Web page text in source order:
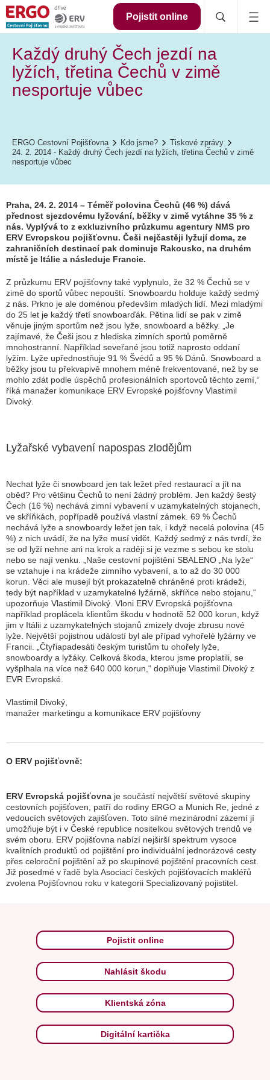
Pojistit online
Každý druhý Čech jezdí na
lyžích, třetina Čechů v zimě
nesportuje vůbec
ERGO Cestovní Pojišťovna Kdo jsme?
Tiskové zprávy
24. 2. 2014 - Každý druhý Čech jezdí na lyžích, třetina Čechů v zimě
nesportuje vůbec
Praha, 24. 2. 2014 – Téměř polovina Čechů (46 %) dává
přednost sjezdovému lyžování, běžky v zimě vytáhne 35 % z
nás. Vyplývá to z exkluzivního průzkumu agentury NMS pro
ERV Evropskou pojišťovnu. Češi nejčastěji lyžují doma, ze
zahraničních destinací pak dominuje Rakousko, na druhém
místě je Itálie a následuje Francie.
Z průzkumu ERV pojišťovny také vyplynulo, že 32 % Čechů se v
zimě do sportů vůbec nepouští. Snowboardu holduje každý sedmý
z nás. Prkno je ale doménou především mladých lidí. Mezi mladými
do 25 let je každý třetí snowboarďák. Pětina lidí se pak v zimě
věnuje jiným sportům než jsou lyže, snowboard a běžky. „ Je
zajímavé, že Češi jsou z hlediska zimních sportů poměrně
mnohostranní. Například seveřané jsou totiž naprosto oddaní
lyžím. Lyže upřednostňuje 91 % Švédů a 95 % Dánů. Snowboard a
běžky jsou tu překvapivě mnohem méně frekventované, než by se
mohlo zdát podle úspěchů profesionálních sportovců těchto zemí ,“
říká manažer komunikace ERV Evropské pojišťovny Vlastimil
Divoký.
Lyžařské vybavení napospas zlodějům
Nechat lyže či snowboard jen tak ležet před restaurací a jít na
oběd? Pro většinu Čechů to není žádný problém. Jen každý šestý
Čech (16 %) nechává zimní vybavení v uzamykatelných stojanech,
ve skříňkách, popřípadě používá vlastní zámek. 69 % Čechů
nechává lyže a snowboardy ležet jen tak, i když necelá polovina (45
%) z nich uvádí, že na lyže musí vidět. Každý sedmý z nás tvrdí, že
se od lyží nehne ani na krok a raději si je vezme s sebou ke stolu
nebo se nají venku. „ Naše cestovní pojištění SBALENO „Na lyže“
se vztahuje i na krádeže zimního vybavení, a to až do 30 000
korun. Věci ale musejí být prokazatelně chráněné proti krádeži,
tedy být například v uzamykatelné lyžárně, skříňce nebo stojanu ,“
upozorňuje Vlastimil Divoký. Vloni ERV Evropská pojišťovna
například proplácela klientům škodu v hodnotě 52 000 korun, když
jim v Itálii z uzamykatelných stojanů zmizely dvoje zbrusu nové
lyže. Největší pojistnou událostí byl ale případ vyhořelé lyžárny ve
Francii. „ Čtyřiapadesáti českým turistům tu ohořely lyže,
snowboardy a lyžáky. Celková škoda, kterou jsme proplatili, se
vyšplhala na více než 640 000 korun ,“ doplňuje Vlastimil Divoký z
EVR Evropské.
Vlastimil Divoký,
manažer marketingu a komunikace ERV pojišťovny
O ERV pojišťovně:
ERV Evropská pojišťovna je součástí největší světové skupiny
cestovních pojišťoven, patří do rodiny ERGO a Munich Re, jedné z
vedoucích světových zajišťoven. Toto silné mezinárodní zázemí jí
umožňuje být i v České republice nositelkou světových trendů ve
svém oboru. ERV pojišťovna nabízí nejširší spektrum vysoce
kvalitních produktů od pojištění pro individuální jednorázové cesty
přes celoroční pojištění až po skupinové pojištění pracovních cest.
Již posedmé v řadě byla Asociací českých pojišťovacích makléřů
zvolena Pojišťovnou roku v kategorii Specializovaný pojistitel.
Pojistit online
Nahlásit škodu
Klientská zóna
Digitální kartička